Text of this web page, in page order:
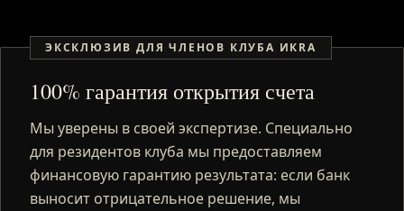
ЭКСКЛЮЗИВ ДЛЯ ЧЛЕНОВ КЛУБА ИКRA
100% гарантия открытия счета
Мы уверены в своей экспертизе. Специально
для резидентов клуба мы предоставляем
финансовую гарантию результата: если банк
выносит отрицательное решение, мы